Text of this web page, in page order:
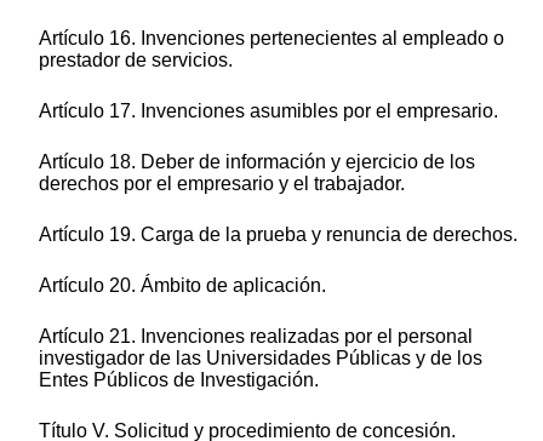
Artículo 16. Invenciones pertenecientes al empleado o
prestador de servicios.
Artículo 17. Invenciones asumibles por el empresario.
Artículo 18. Deber de información y ejercicio de los
derechos por el empresario y el trabajador.
Artículo 19. Carga de la prueba y renuncia de derechos.
Artículo 20. Ámbito de aplicación.
Artículo 21. Invenciones realizadas por el personal
investigador de las Universidades Públicas y de los
Entes Públicos de Investigación.
Título V. Solicitud y procedimiento de concesión.